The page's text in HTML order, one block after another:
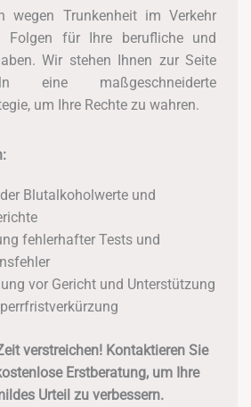
wegen Trunkenheit im Verkehr
Folgen für Ihre berufliche und
Wir stehen Ihnen zur Seite
eine maßgeschneiderte
um Ihre Rechte zu wahren.
Blutalkoholwerte und
fehlerhafter Tests und
vor Gericht und Unterstützung
verstreichen! Kontaktieren Sie
Erstberatung, um Ihre
Urteil zu verbessern.